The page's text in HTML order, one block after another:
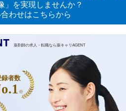
」を実現しませんか？
わせはこちらから
薬剤師の求人・転職なら薬キャリAGENT
録者数
※